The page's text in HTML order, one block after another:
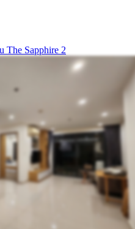
The Sapphire 2